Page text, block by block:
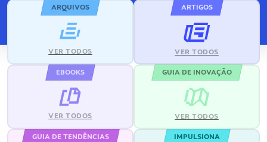
ARQUIVOS
VER TODOS
ARTIGOS
VER TODOS
EBOOKS
VER TODOS
GUIA DE INOVAÇÃO
VER TODOS
GUIA DE TENDÊNCIAS IMPULSIONA